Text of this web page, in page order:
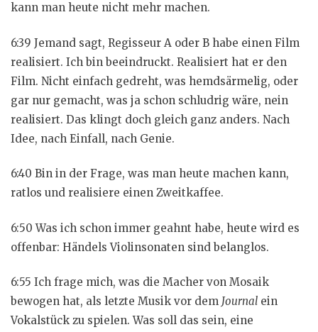
kann man heute nicht mehr machen.
6:39 Jemand sagt, Regisseur A oder B habe einen Film
realisiert. Ich bin beeindruckt. Realisiert hat er den
Film. Nicht einfach gedreht, was hemdsärmelig, oder
gar nur gemacht, was ja schon schludrig wäre, nein
realisiert. Das klingt doch gleich ganz anders. Nach
Idee, nach Einfall, nach Genie.
6:40 Bin in der Frage, was man heute machen kann,
ratlos und realisiere einen Zweitkaffee.
6:50 Was ich schon immer geahnt habe, heute wird es
offenbar: Händels Violinsonaten sind belanglos.
6:55 Ich frage mich, was die Macher von Mosaik
bewogen hat, als letzte Musik vor dem Journal ein
Vokalstück zu spielen. Was soll das sein, eine